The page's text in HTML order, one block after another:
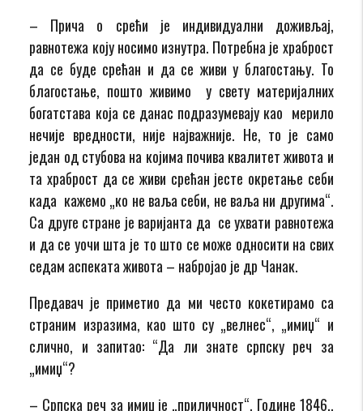
– Прича о срећи је индивидуални доживљај,
равнотежа коју носимо изнутра. Потребна је храброст
да се буде срећан и да се живи у благостању. То
благостање, пошто живимо у свету материјалних
богатстава која се данас подразумевају као мерило
нечије вредности, није најважније. Не, то је само
један од стубова на којима почива квалитет живота и
та храброст да се живи срећан јесте окретање себи
када кажемо „ко не ваља себи, не ваља ни другима“.
Са друге стране је варијанта да се ухвати равнотежа
и да се уочи шта је то што се може односити на свих
седам аспеката живота – набројао је др Чанак.
Предавач је приметио да ми често кокетирамо са
страним изразима, као што су „велнес“, „имиџ“ и
слично, и запитао: “Да ли знате српску реч за
„имиџ“?
– Српска реч за имиџ је „приличност“. Године 1846.,